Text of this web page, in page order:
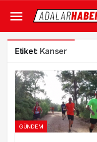
Etiket: Kanser
GÜNDEM